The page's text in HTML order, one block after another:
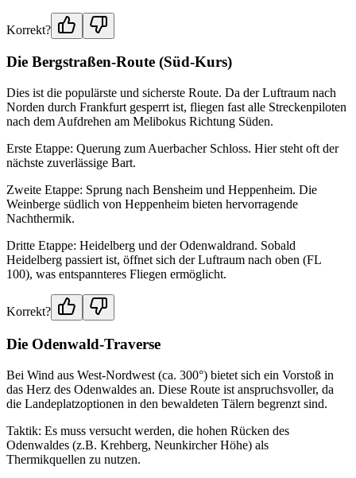
Korrekt?
Die Bergstraßen-Route (Süd-Kurs)
Dies ist die populärste und sicherste Route. Da der Luftraum nach
Norden durch Frankfurt gesperrt ist, fliegen fast alle Streckenpiloten
nach dem Aufdrehen am Melibokus Richtung Süden.
Erste Etappe: Querung zum Auerbacher Schloss. Hier steht oft der
nächste zuverlässige Bart.
Zweite Etappe: Sprung nach Bensheim und Heppenheim. Die
Weinberge südlich von Heppenheim bieten hervorragende
Nachthermik.
Dritte Etappe: Heidelberg und der Odenwaldrand. Sobald
Heidelberg passiert ist, öffnet sich der Luftraum nach oben (FL
100), was entspannteres Fliegen ermöglicht.
Korrekt?
Die Odenwald-Traverse
Bei Wind aus West-Nordwest (ca. 300°) bietet sich ein Vorstoß in
das Herz des Odenwaldes an. Diese Route ist anspruchsvoller, da
die Landeplatzoptionen in den bewaldeten Tälern begrenzt sind.
Taktik: Es muss versucht werden, die hohen Rücken des
Odenwaldes (z.B. Krehberg, Neunkircher Höhe) als
Thermikquellen zu nutzen.